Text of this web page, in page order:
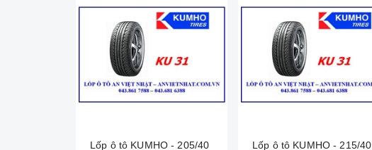
Lốp ô tô KUMHO - 205/40
Lốp ô tô KUMHO - 215/40